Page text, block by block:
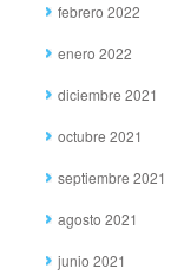
febrero 2022
enero 2022
diciembre 2021
octubre 2021
septiembre 2021
agosto 2021
junio 2021